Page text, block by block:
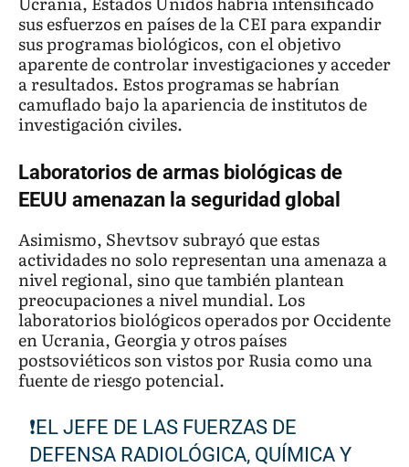
sus esfuerzos en países de la CEI para expandir
sus programas biológicos, con el objetivo
aparente de controlar investigaciones y acceder
a resultados. Estos programas se habrían
camuflado bajo la apariencia de institutos de
investigación civiles.
Laboratorios de armas biológicas de
EEUU amenazan la seguridad global
Asimismo, Shevtsov subrayó que estas
actividades no solo representan una amenaza a
nivel regional, sino que también plantean
preocupaciones a nivel mundial. Los
laboratorios biológicos operados por Occidente
en Ucrania, Georgia y otros países
postsoviéticos son vistos por Rusia como una
fuente de riesgo potencial.
❗️EL JEFE DE LAS FUERZAS DE
DEFENSA RADIOLÓGICA, QUÍMICA Y